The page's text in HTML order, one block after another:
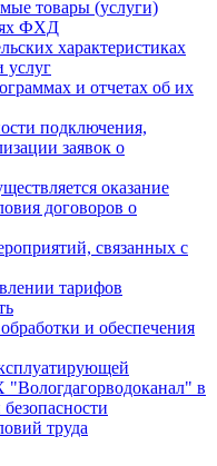
товары (услуги)
ФХД
характеристиках
услуг
и отчетах об их
подключения,
заявок о
оказание
договоров о
связанных с
тарифов
и обеспечения
в
труда